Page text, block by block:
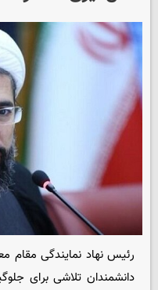
رئیس نهاد نمایندگی مقام
دانشمندان تلاشی برای